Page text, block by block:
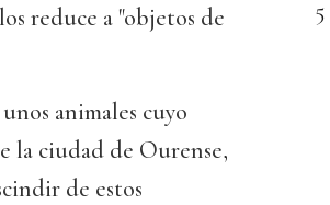
reduce a "objetos de
animales cuyo
la ciudad de Ourense,
de estos